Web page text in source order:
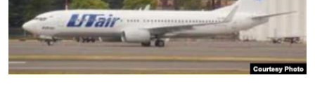
ВІДЕОУРОКИ «ELIFBE»
СВІДЧЕННЯ ОКУПАЦІЇ
УКРАЇНСЬКА ПРОБЛЕМА КРИМУ
Русский
Qırımtatar